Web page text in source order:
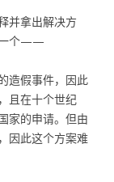
并拿出解决方
一个——
造假事件，因此
且在十个世纪
家的申请。但由
因此这个方案难